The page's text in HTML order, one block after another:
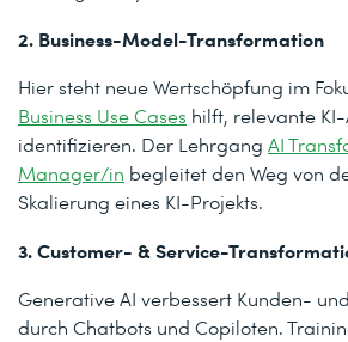
2. Business-Model-Transformation
Hier steht neue Wertschöpfung im
Business Use Cases hilft, relevante
identifizieren. Der Lehrgang AI
Manager/in begleitet den Weg von
Skalierung eines KI-Projekts.
3. Customer- & Service-
Generative AI verbessert Kunden-
durch Chatbots und Copiloten.